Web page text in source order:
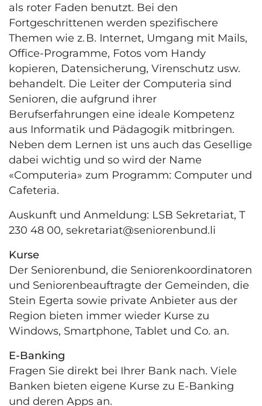
als roter Faden benutzt. Bei den
Fortgeschrittenen werden spezifischere
Themen wie z. B. Internet, Umgang mit Mails,
Office-Programme, Fotos vom Handy
kopieren, Datensicherung, Virenschutz usw.
behandelt. Die Leiter der Computeria sind
Senioren, die aufgrund ihrer
Berufserfahrungen eine ideale Kompetenz
aus Informatik und Pädagogik mitbringen.
Neben dem Lernen ist uns auch das Gesellige
dabei wichtig und so wird der Name
«Computeria» zum Programm: Computer und
Cafeteria.
Auskunft und Anmeldung: LSB Sekretariat, T
230 48 00, sekretariat@seniorenbund.li
Kurse
Der Seniorenbund, die Seniorenkoordinatoren
und Seniorenbeauftragte der Gemeinden, die
Stein Egerta sowie private Anbieter aus der
Region bieten immer wieder Kurse zu
Windows, Smartphone, Tablet und Co. an.
E-Banking
Fragen Sie direkt bei Ihrer Bank nach. Viele
Banken bieten eigene Kurse zu E-Banking
und deren Apps an.